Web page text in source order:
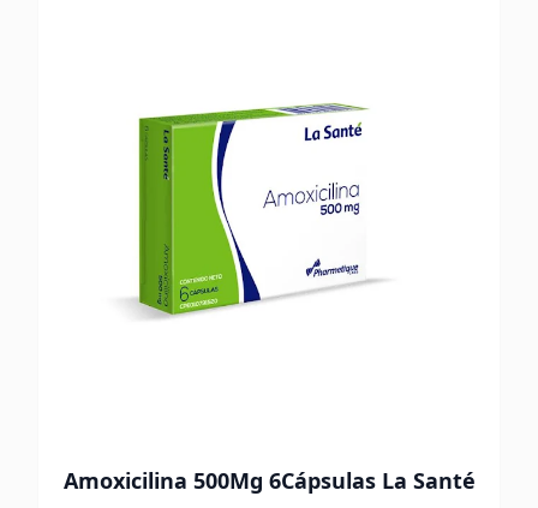
Amoxicilina 500Mg 6Cápsulas La Santé